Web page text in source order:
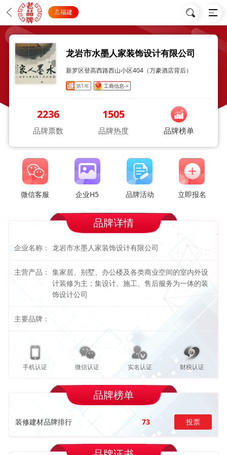
福建
龙岩市水墨人家装饰设计有限公司
新罗区登高西路西山小区404（万豪酒店背后）
第1年 工商信息->
2236
品牌票数
1505
品牌热度 品牌榜单
微信客服 企业H5 品牌活动 立即报名
品牌详情
企业名称： 龙岩市水墨人家装饰设计有限公司
主营产品： 集家居、别墅、办公楼及各类商业空间的室内外设
计装修为主；集设计、施工、售后服务为一体的装
饰设计公司
主要品牌：
手机认证 微信认证 实名认证 财税认证
品牌榜单
装修建材品牌排行 73 投票